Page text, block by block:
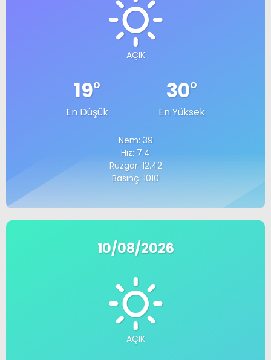
AÇIK
19°
En Düşük
30°
En Yüksek
Nem: 39
Hız: 7.4
Rüzgar: 12.42
Basınç: 1010
10/08/2026
AÇIK